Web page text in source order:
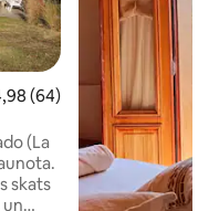
vērtējums: 4,98 no 5,
(64)
(La
skats
un